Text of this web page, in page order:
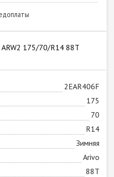
175/70/R14 88T
2EAR406F
175
70
R14
Зимняя
Arivo
88T